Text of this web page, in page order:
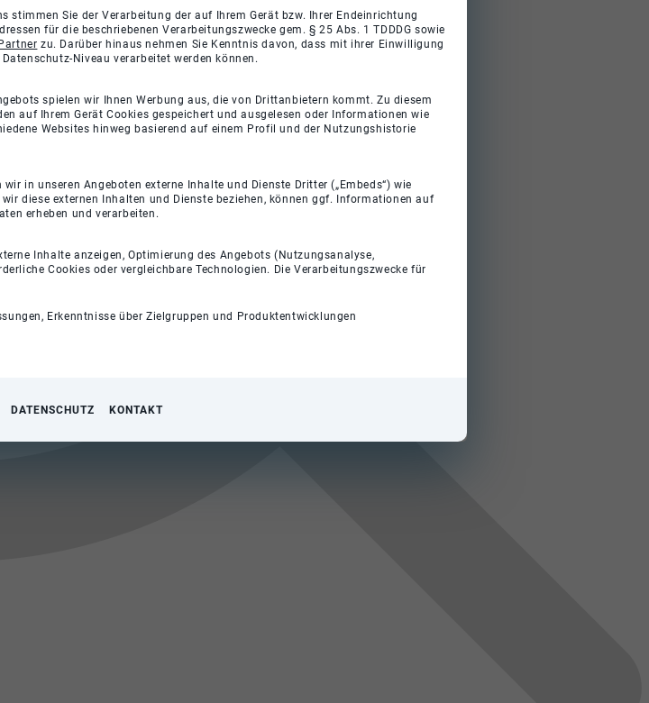
stimmen Sie der Verarbeitung der auf Ihrem Gerät bzw. Ihrer Endeinrichtung
für die beschriebenen Verarbeitungszwecke gem. § 25 Abs. 1 TDDDG sowie
zu. Darüber hinaus nehmen Sie Kenntnis davon, dass mit ihrer Einwilligung
Niveau verarbeitet werden können.
spielen wir Ihnen Werbung aus, die von Drittanbietern kommt. Zu diesem
auf Ihrem Gerät Cookies gespeichert und ausgelesen oder Informationen wie
Websites hinweg basierend auf einem Profil und der Nutzungshistorie
in unseren Angeboten externe Inhalte und Dienste Dritter („Embeds“) wie
diese externen Inhalten und Dienste beziehen, können ggf. Informationen auf
erheben und verarbeiten.
Inhalte anzeigen, Optimierung des Angebots (Nutzungsanalyse,
Cookies oder vergleichbare Technologien. Die Verarbeitungszwecke für
Erkenntnisse über Zielgruppen und Produktentwicklungen
DATENSCHUTZ KONTAKT